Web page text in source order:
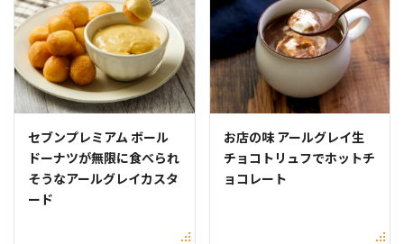
セブンプレミアム ボール
ドーナツが無限に食べられ
そうなアールグレイカスタ
ード
お店の味 アールグレイ生
チョコトリュフでホットチ
ョコレート